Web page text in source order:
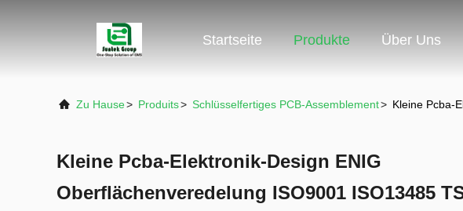
Startseite Produkte Über Uns
Zu Hause> Produits> Schlüsselfertiges PCB-Assemblement> Kleine Pcba-
Kleine Pcba-Elektronik-Design ENIG
Oberflächenveredelung ISO9001 ISO13485